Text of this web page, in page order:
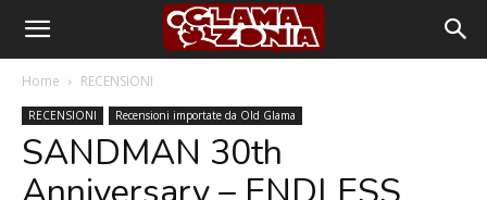
Home RECENSIONI
RECENSIONI Recensioni importate da Old Glama
SANDMAN 30th